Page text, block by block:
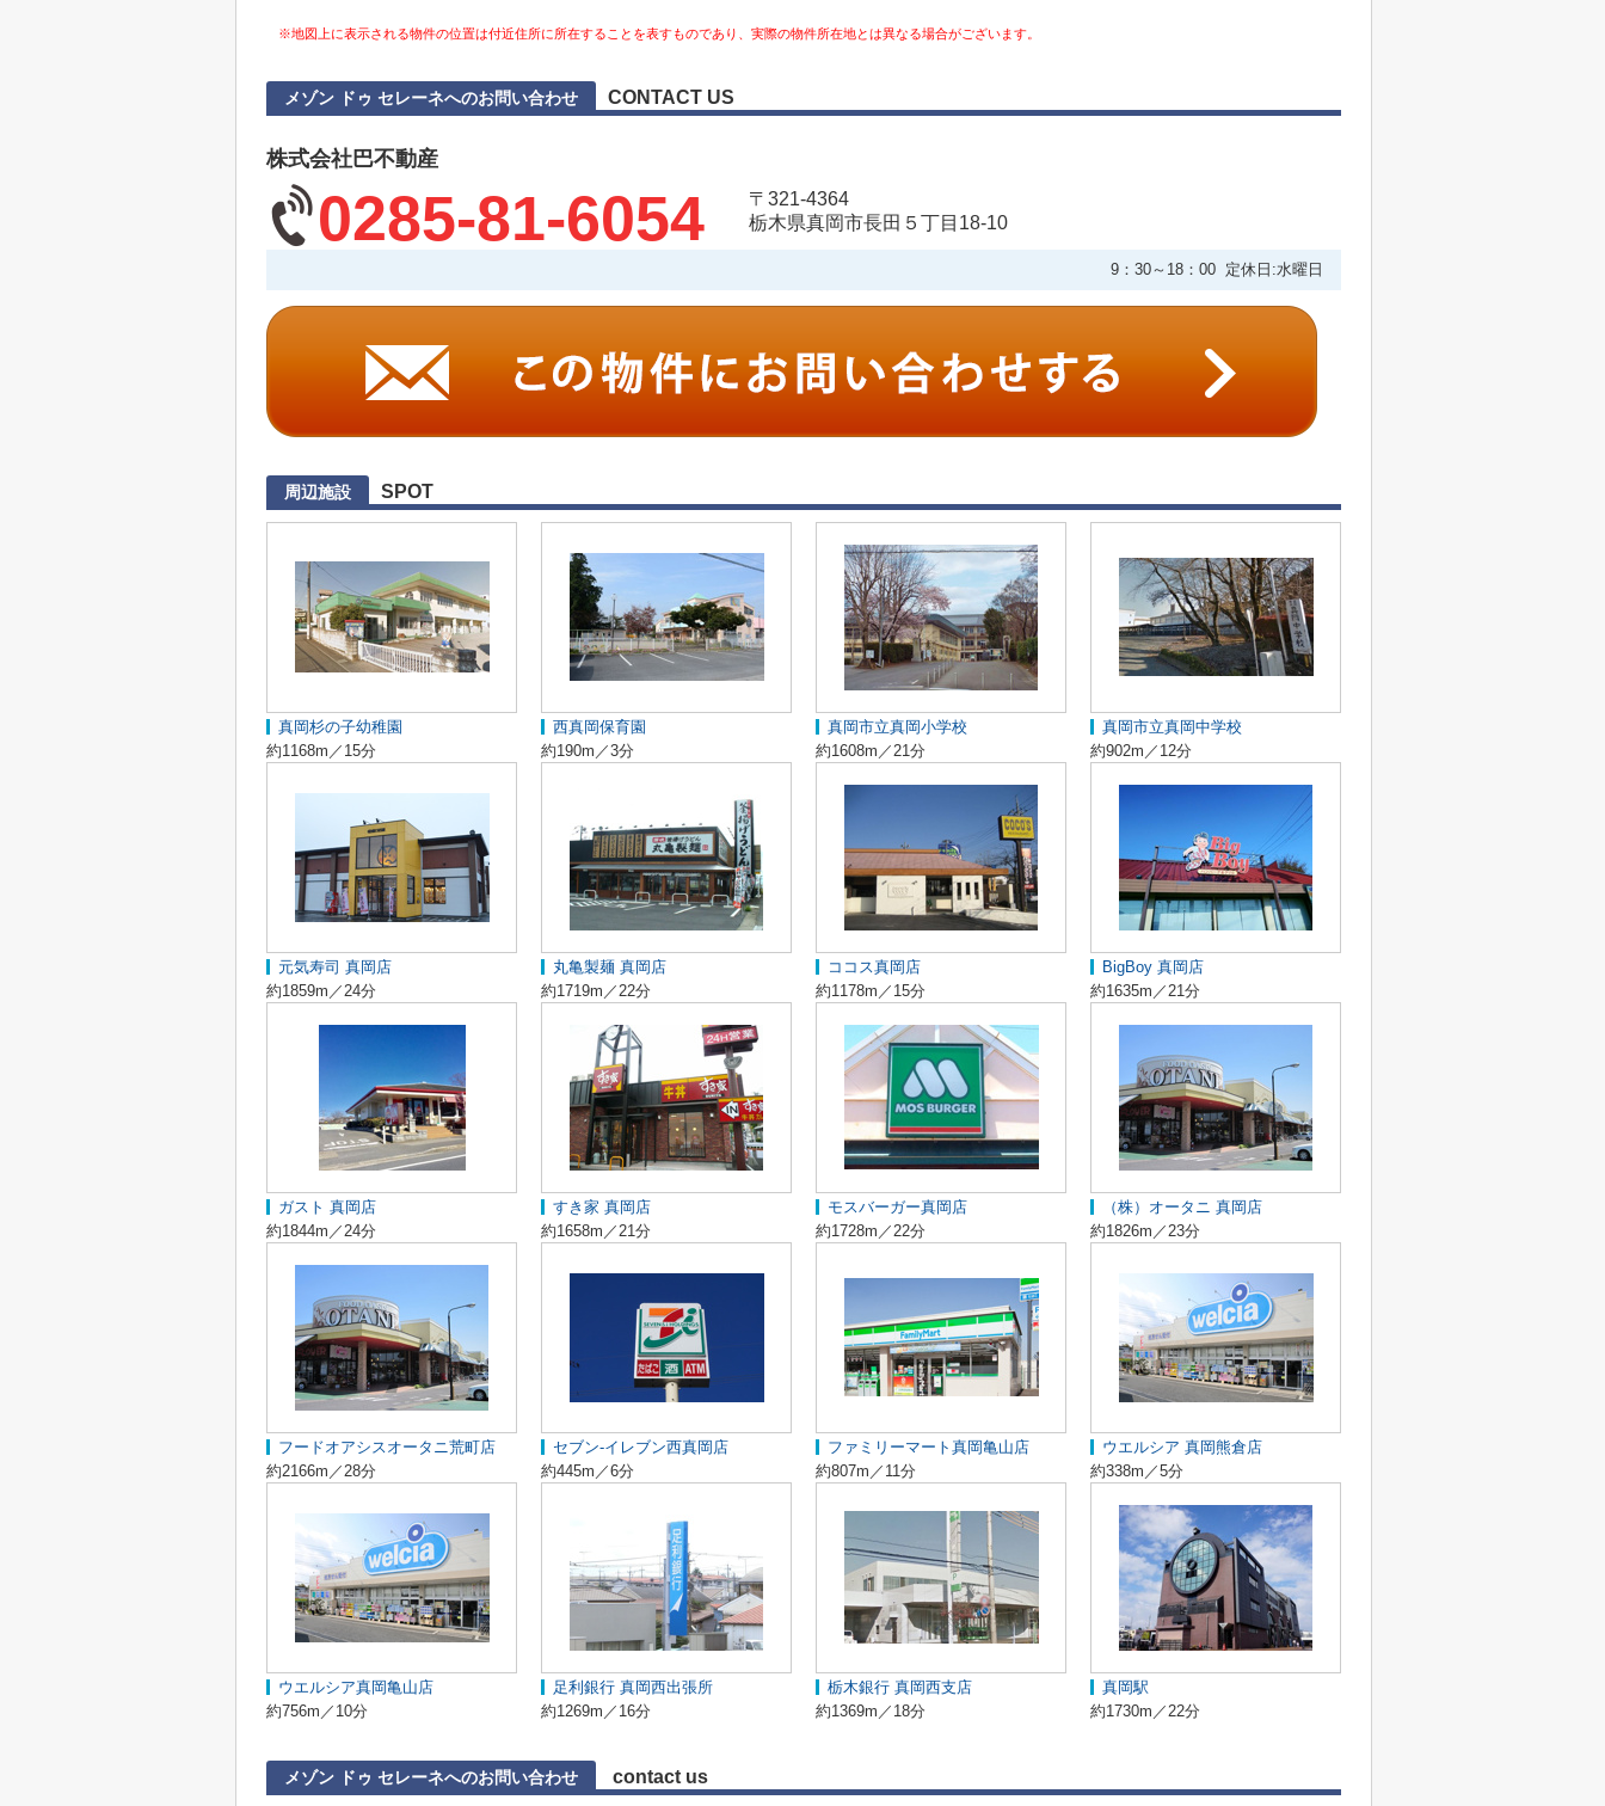
※地図上に表示される物件の位置は付近住所に所在することを表すものであり、実際の物件所在地とは異なる場合がございます。
メゾン ドゥ セレーネへのお問い合わせ CONTACT US
株式会社巴不動産
0285-81-6054
〒321-4364
栃木県真岡市長田５丁目18-10
9：30～18：00 定休日:水曜日
周辺施設 SPOT
真岡杉の子幼稚園
約1168m／15分
西真岡保育園
約190m／3分
真岡市立真岡小学校
約1608m／21分
真岡市立真岡中学校
約902m／12分
元気寿司 真岡店
約1859m／24分
丸亀製麺 真岡店
約1719m／22分
ココス真岡店
約1178m／15分
BigBoy 真岡店
約1635m／21分
ガスト 真岡店
約1844m／24分
すき家 真岡店
約1658m／21分
モスバーガー真岡店
約1728m／22分
（株）オータニ 真岡店
約1826m／23分
フードオアシスオータニ荒町店
約2166m／28分
セブン-イレブン西真岡店
約445m／6分
ファミリーマート真岡亀山店
約807m／11分
ウエルシア 真岡熊倉店
約338m／5分
ウエルシア真岡亀山店
約756m／10分
足利銀行 真岡西出張所
約1269m／16分
栃木銀行 真岡西支店
約1369m／18分
真岡駅
約1730m／22分
メゾン ドゥ セレーネへのお問い合わせ contact us